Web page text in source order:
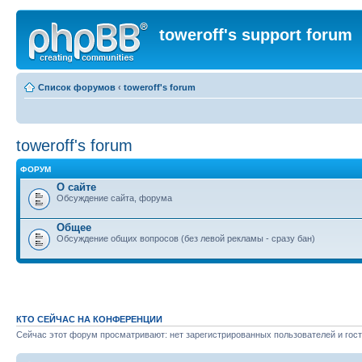
toweroff's support forum
Список форумов ‹ toweroff's forum
toweroff's forum
ФОРУМ
О сайте
Обсуждение сайта, форума
Общее
Обсуждение общих вопросов (без левой рекламы - сразу бан)
КТО СЕЙЧАС НА КОНФЕРЕНЦИИ
Сейчас этот форум просматривают: нет зарегистрированных пользователей и